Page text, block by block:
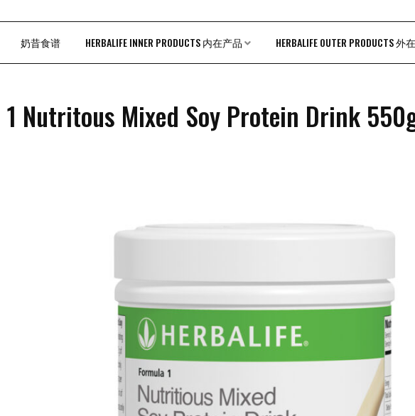
奶昔食谱 HERBALIFE INNER PRODUCTS 内在产品 HERBALIFE OUTER PRODUCTS 外
1 Nutritous Mixed Soy Protein Drink